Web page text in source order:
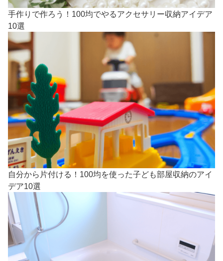
手作りで作ろう！100均でやるアクセサリー収納アイデア
10選
自分から片付ける！100均を使った子ども部屋収納のアイ
デア10選